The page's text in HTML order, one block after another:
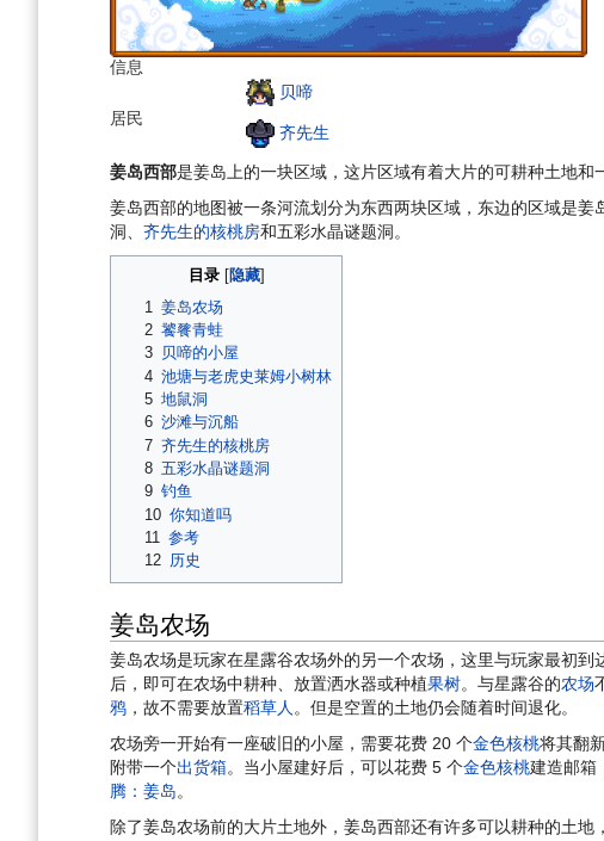
信息
居民
贝啼
齐先生
姜岛西部是姜岛上的一块区域，这片区域有着大片的可耕种土地和
姜岛西部的地图被一条河流划分为东西两块区域，东边的区域是
洞、 齐先生的核桃房和五彩水晶谜题洞。
目录
1
姜岛农场
2 饕餮青蛙
3 贝啼的小屋
4 池塘与老虎史莱姆小树林
5 地鼠洞
6 沙滩与沉船
7 齐先生的核桃房
8 五彩水晶谜题洞
9 钓鱼
10 你知道吗
11
参考
12 历史
姜岛农场
姜岛农场是玩家在星露谷农场外的另一个农场，这里与玩家最初到
后，即可在农场中耕种、放置洒水器或种植果树。与星露谷的农场
鸦 ，故不需要放置稻草人 。但是空置的土地仍会随着时间退化。
农场旁一开始有一座破旧的小屋，需要花费 20 个金色核桃将其翻
附带一个出货箱。当小屋建好后，可以花费 5 个金色核桃建造邮箱
腾：姜岛。
除了姜岛农场前的大片土地外，姜岛西部还有许多可以耕种的土地